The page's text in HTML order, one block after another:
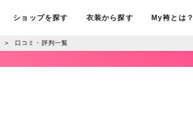
ショップを探す 衣装から探す My袴とは？
＞ 口コミ・評判一覧